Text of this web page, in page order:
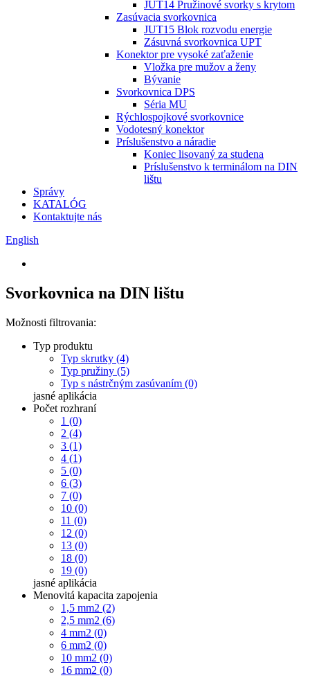
JUT14 Pružinové svorky s krytom
Zasúvacia svorkovnica
JUT15 Blok rozvodu energie
Zásuvná svorkovnica UPT
Konektor pre vysoké zaťaženie
Vložka pre mužov a ženy
Bývanie
Svorkovnica DPS
Séria MU
Rýchlospojkové svorkovnice
Vodotesný konektor
Príslušenstvo a náradie
Koniec lisovaný za studena
Príslušenstvo k terminálom na DIN
lištu
Správy
KATALÓG
Kontaktujte nás
English
Svorkovnica na DIN lištu
Možnosti filtrovania:
Typ produktu
Typ skrutky (4)
Typ pružiny (5)
Typ s nástrčným zasúvaním (0)
jasné aplikácia
Počet rozhraní
1 (0)
2 (4)
3 (1)
4 (1)
5 (0)
6 (3)
7 (0)
10 (0)
11 (0)
12 (0)
13 (0)
18 (0)
19 (0)
jasné aplikácia
Menovitá kapacita zapojenia
1,5 mm2 (2)
2,5 mm2 (6)
4 mm2 (0)
6 mm2 (0)
10 mm2 (0)
16 mm2 (0)